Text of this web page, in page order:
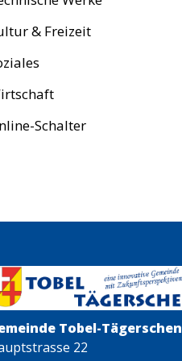
& Freizeit
Schalter
Tobel-Tägerschen
22